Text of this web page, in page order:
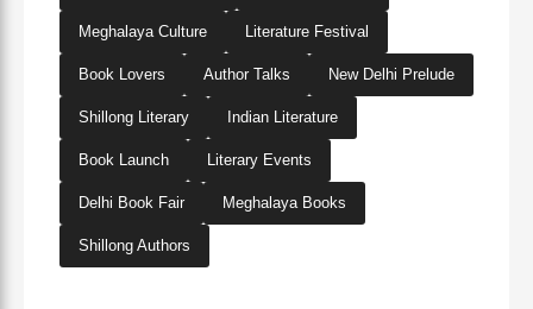
Meghalaya Culture Literature Festival
Book Lovers Author Talks New Delhi Prelude
Shillong Literary Indian Literature
Book Launch Literary Events
Delhi Book Fair Meghalaya Books
Shillong Authors